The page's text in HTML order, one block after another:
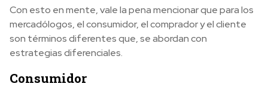
Con esto en mente, vale la pena mencionar que para los
mercadólogos, el consumidor, el comprador y el cliente
son términos diferentes que, se abordan con
estrategias diferenciales.
Consumidor